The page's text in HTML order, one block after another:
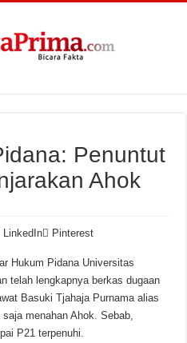
Penuntut
Ahok
LinkedIn Pinterest
Hukum Pidana Universitas
telah lengkapnya berkas dugaan
Basuki Tjahaja Purnama alias
menahan Ahok. Sebab,
P21 terpenuhi.